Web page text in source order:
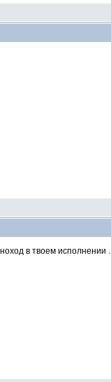
в твоем исполнении .